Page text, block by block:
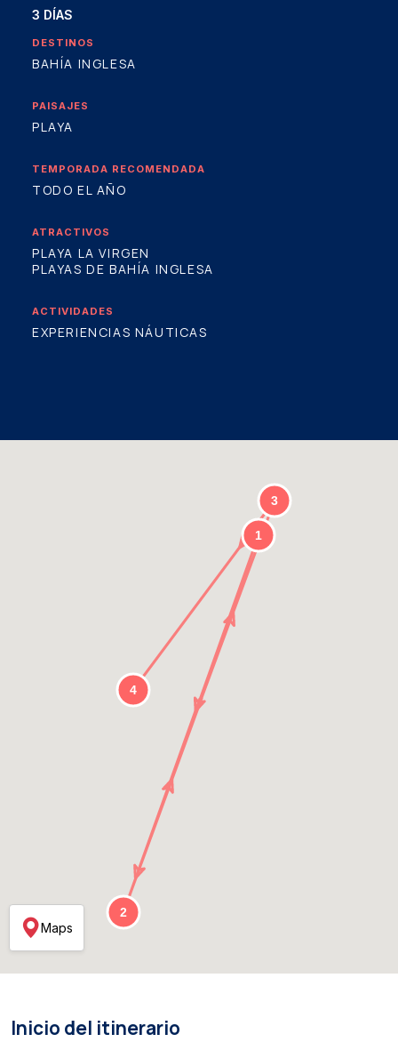
Maps
3 DÍAS
DESTINOS
BAHÍA INGLESA
PAISAJES
PLAYA
TEMPORADA RECOMENDADA
TODO EL AÑO
ATRACTIVOS
PLAYA LA VIRGEN
PLAYAS DE BAHÍA INGLESA
ACTIVIDADES
EXPERIENCIAS NÁUTICAS
Inicio del itinerario